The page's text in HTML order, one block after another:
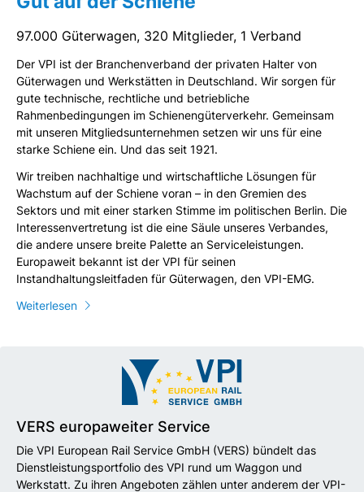
97.000 Güterwagen, 320 Mitglieder, 1 Verband
Der VPI ist der Branchenverband der privaten Halter von
Güterwagen und Werkstätten in Deutschland. Wir sorgen für
gute technische, rechtliche und betriebliche
Rahmenbedingungen im Schienengüterverkehr. Gemeinsam
mit unseren Mitgliedsunternehmen setzen wir uns für eine
starke Schiene ein. Und das seit 1921.
Wir treiben nachhaltige und wirtschaftliche Lösungen für
Wachstum auf der Schiene voran – in den Gremien des
Sektors und mit einer starken Stimme im politischen Berlin. Die
Interessenvertretung ist die eine Säule unseres Verbandes,
die andere unsere breite Palette an Serviceleistungen.
Europaweit bekannt ist der VPI für seinen
Instandhaltungsleitfaden für Güterwagen, den VPI-EMG.
Weiterlesen
VERS europaweiter Service
Die VPI European Rail Service GmbH (VERS) bündelt das
Dienstleistungsportfolio des VPI rund um Waggon und
Werkstatt. Zu ihren Angeboten zählen unter anderem der VPI-